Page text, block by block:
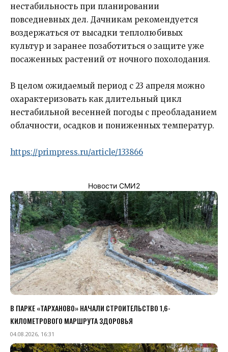
нестабильность при планировании
повседневных дел. Дачникам рекомендуется
воздержаться от высадки теплолюбивых
культур и заранее позаботиться о защите уже
посаженных растений от ночного похолодания.
В целом ожидаемый период с 23 апреля можно
охарактеризовать как длительный цикл
нестабильной весенней погоды с преобладанием
облачности, осадков и пониженных температур.
https://primpress.ru/article/133866
Новости СМИ2
В ПАРКЕ «ТАРХАНОВО» НАЧАЛИ СТРОИТЕЛЬСТВО 1,6-
КИЛОМЕТРОВОГО МАРШРУТА ЗДОРОВЬЯ
04.08.2026, 16:31